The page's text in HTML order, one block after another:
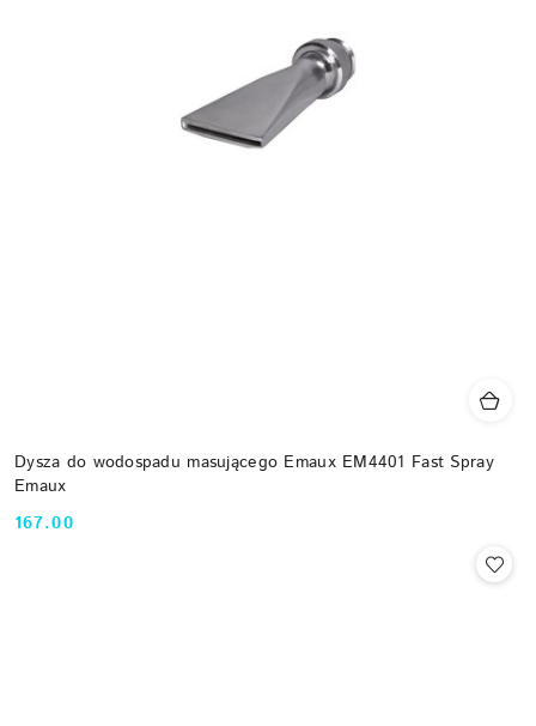
Dysza do wodospadu masującego Emaux EM4401 Fast Spray
Emaux
Cena:
167.00